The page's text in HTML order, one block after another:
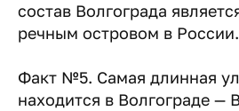
состав Волгограда
речным островом в России.
Факт №5. Самая длинная
находится в Волгограде —